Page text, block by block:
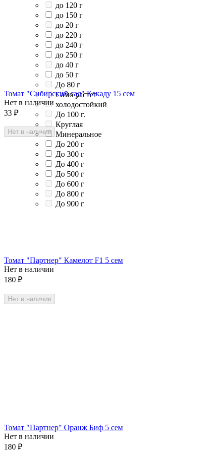
до 120 г
до 150 г
до 20 г
до 220 г
до 240 г
до 250 г
до 40 г
до 50 г
До 80 г
Само растет
холодостойкий
До 100 г.
Круглая
Минеральное
До 200 г
До 300 г
До 400 г
До 500 г
До 600 г
До 800 г
До 900 г
Томат "Сибирский сад" Какаду 15 сем
Нет в наличии
33 ₽
Нет в наличии
Томат "Партнер" Камелот F1 5 сем
Нет в наличии
180 ₽
Нет в наличии
Томат "Партнер" Оранж Биф 5 сем
Нет в наличии
180 ₽